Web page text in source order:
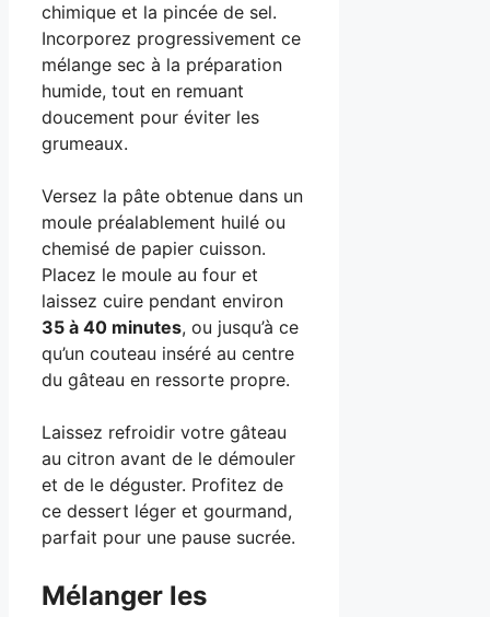
chimique et la pincée de sel.
Incorporez progressivement ce
mélange sec à la préparation
humide, tout en remuant
doucement pour éviter les
grumeaux.
Versez la pâte obtenue dans un
moule préalablement huilé ou
chemisé de papier cuisson.
Placez le moule au four et
laissez cuire pendant environ
35 à 40 minutes, ou jusqu’à ce
qu’un couteau inséré au centre
du gâteau en ressorte propre.
Laissez refroidir votre gâteau
au citron avant de le démouler
et de le déguster. Profitez de
ce dessert léger et gourmand,
parfait pour une pause sucrée.
Mélanger les